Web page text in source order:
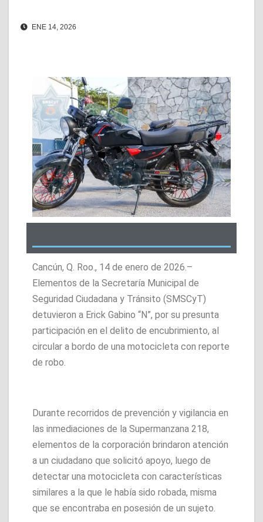
ENE 14, 2026
Cancún, Q. Roo., 14 de enero de 2026.–
Elementos de la Secretaría Municipal de
Seguridad Ciudadana y Tránsito (SMSCyT)
detuvieron a Erick Gabino “N”, por su presunta
participación en el delito de encubrimiento, al
circular a bordo de una motocicleta con reporte
de robo.
Durante recorridos de prevención y vigilancia en
las inmediaciones de la Supermanzana 218,
elementos de la corporación brindaron atención
a un ciudadano que solicitó apoyo, luego de
detectar una motocicleta con características
similares a la que le había sido robada, misma
que se encontraba en posesión de un sujeto.